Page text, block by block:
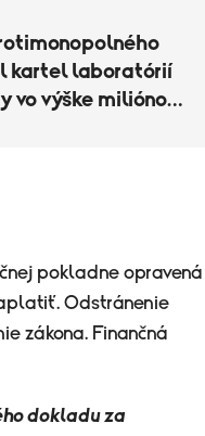
kartel laboratórií
vo výške miliónov
pokladne opravená
Odstránenie
zákona. Finančná
dokladu za